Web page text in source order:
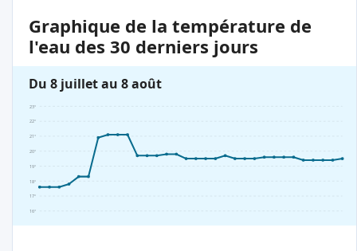
Graphique de la température de
l'eau des 30 derniers jours
Du 8 juillet au 8 août
16°
17°
18°
19°
20°
21°
22°
23°